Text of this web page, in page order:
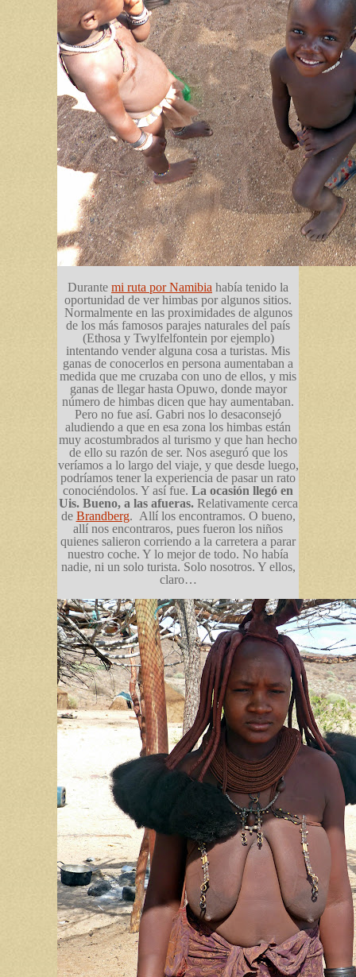
Durante mi ruta por Namibia había tenido la
oportunidad de ver himbas por algunos sitios.
Normalmente en las proximidades de algunos
de los más famosos parajes naturales del país
(Ethosa y Twylfelfontein por ejemplo)
intentando vender alguna cosa a turistas. Mis
ganas de conocerlos en persona aumentaban a
medida que me cruzaba con uno de ellos, y mis
ganas de llegar hasta Opuwo, donde mayor
número de himbas dicen que hay aumentaban.
Pero no fue así. Gabri nos lo desaconsejó
aludiendo a que en esa zona los himbas están
muy acostumbrados al turismo y que han hecho
de ello su razón de ser. Nos aseguró que los
veríamos a lo largo del viaje, y que desde luego,
podríamos tener la experiencia de pasar un rato
conociéndolos. Y así fue. La ocasión llegó en
Uis. Bueno, a las afueras. Relativamente cerca
de Brandberg. Allí los encontramos. O bueno,
allí nos encontraros, pues fueron los niños
quienes salieron corriendo a la carretera a parar
nuestro coche. Y lo mejor de todo. No había
nadie, ni un solo turista. Solo nosotros. Y ellos,
claro…